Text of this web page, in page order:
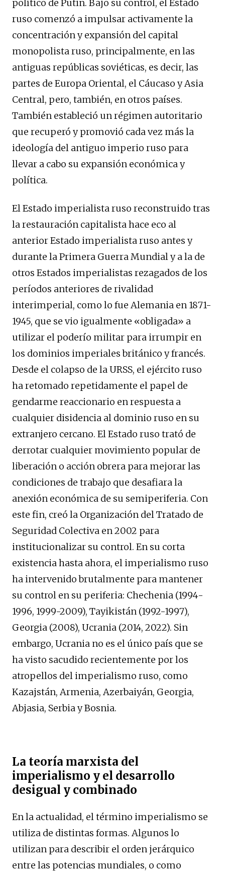
político de Putin. Bajo su control, el Estado
ruso comenzó a impulsar activamente la
concentración y expansión del capital
monopolista ruso, principalmente, en las
antiguas repúblicas soviéticas, es decir, las
partes de Europa Oriental, el Cáucaso y Asia
Central, pero, también, en otros países.
También estableció un régimen autoritario
que recuperó y promovió cada vez más la
ideología del antiguo imperio ruso para
llevar a cabo su expansión económica y
política.
El Estado imperialista ruso reconstruido tras
la restauración capitalista hace eco al
anterior Estado imperialista ruso antes y
durante la Primera Guerra Mundial y a la de
otros Estados imperialistas rezagados de los
períodos anteriores de rivalidad
interimperial, como lo fue Alemania en 1871-
1945, que se vio igualmente «obligada» a
utilizar el poderío militar para irrumpir en
los dominios imperiales británico y francés.
Desde el colapso de la URSS, el ejército ruso
ha retomado repetidamente el papel de
gendarme reaccionario en respuesta a
cualquier disidencia al dominio ruso en su
extranjero cercano. El Estado ruso trató de
derrotar cualquier movimiento popular de
liberación o acción obrera para mejorar las
condiciones de trabajo que desafiara la
anexión económica de su semiperiferia. Con
este fin, creó la Organización del Tratado de
Seguridad Colectiva en 2002 para
institucionalizar su control. En su corta
existencia hasta ahora, el imperialismo ruso
ha intervenido brutalmente para mantener
su control en su periferia: Chechenia (1994-
1996, 1999-2009), Tayikistán (1992-1997),
Georgia (2008), Ucrania (2014, 2022). Sin
embargo, Ucrania no es el único país que se
ha visto sacudido recientemente por los
atropellos del imperialismo ruso, como
Kazajstán, Armenia, Azerbaiyán, Georgia,
Abjasia, Serbia y Bosnia.
La teoría marxista del
imperialismo y el desarrollo
desigual y combinado
En la actualidad, el término imperialismo se
utiliza de distintas formas. Algunos lo
utilizan para describir el orden jerárquico
entre las potencias mundiales, o como